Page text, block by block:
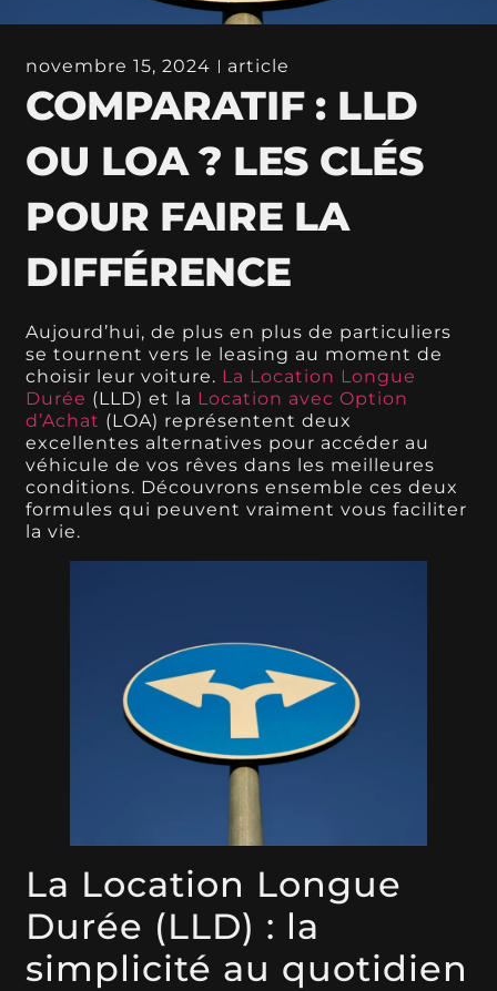
novembre 15, 2024 article
COMPARATIF : LLD
OU LOA ? LES CLÉS
POUR FAIRE LA
DIFFÉRENCE
Aujourd’hui, de plus en plus de particuliers
se tournent vers le leasing au moment de
choisir leur voiture. La Location Longue
Durée (LLD) et la Location avec Option
d’Achat (LOA) représentent deux
excellentes alternatives pour accéder au
véhicule de vos rêves dans les meilleures
conditions. Découvrons ensemble ces deux
formules qui peuvent vraiment vous faciliter
la vie.
La Location Longue
Durée (LLD) : la
simplicité au quotidien